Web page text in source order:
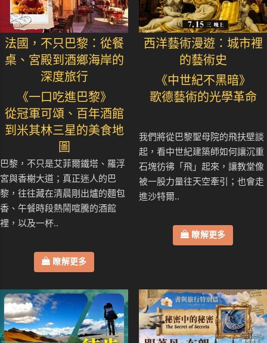
法國，不只巴黎：從餐
桌、宮殿到酒鄉海岸的
深度旅行
《一口吃進巴黎》
從冠軍可頌、百年酒館
到米其林三星的美食地
圖
巴黎，不只是艾菲爾鐵塔、羅浮
宮與香榭大道；真正迷人的巴
黎，往往藏在清晨剛出爐的麵包
香、午餐時段熱鬧喧騰的酒館
裡，以及一杯..
瞭解更多
西洋藝術漫遊：城市裡
的藝術史
《中世紀不黑暗》
歌德藝術的光學革命
我們將從巴黎聖母院的飛扶壁談
起，看中世紀建築師如何讓沉重
石塊彷彿「飛」起來，讓教堂像
被一股力量往天空牽引；也會走
進沙特爾..
瞭解更多